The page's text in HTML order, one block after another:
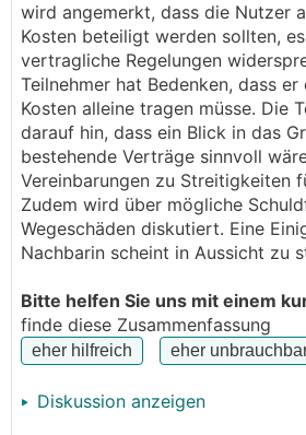
Bei uns in der Gemeinde ist es
Mistkübel an die öffentliche
sie abgeholt werden. Auch beim
am Infozettel. Unsere Nachbarin
raus, sondern lässt ihn in ihrem
Landwirt, der den Biomüll abholt
immer rein und holt ihn bei ihr aus
Nun rutschen bei uns wieder die
sie erst vor einem Jahr repariert
schon wieder ein Spielraum von 5
Biomüll doch wie alle andere
zu stellen nicht. Ihr Argument: Das
fährt ja eh rein!
Wir sind in der Steiermark
und Wegerecht.
wird angemerkt, dass die Nutzer
Kosten beteiligt werden sollten,
vertragliche Regelungen
Teilnehmer hat Bedenken, dass
Kosten alleine tragen müsse. Die
darauf hin, dass ein Blick in das
bestehende Verträge sinnvoll
Vereinbarungen zu Streitigkeiten
Zudem wird über mögliche
Wegeschäden diskutiert. Eine
Nachbarin scheint in Aussicht zu
Bitte helfen Sie uns mit einem
finde diese Zusammenfassung
Diskussion anzeigen